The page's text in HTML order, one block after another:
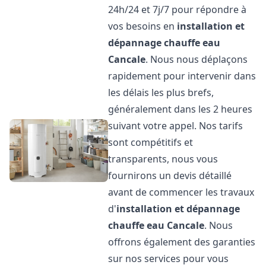
24h/24 et 7j/7 pour répondre à
vos besoins en installation et
dépannage chauffe eau
Cancale. Nous nous déplaçons
rapidement pour intervenir dans
les délais les plus brefs,
généralement dans les 2 heures
suivant votre appel. Nos tarifs
sont compétitifs et
transparents, nous vous
fournirons un devis détaillé
avant de commencer les travaux
d'installation et dépannage
chauffe eau Cancale. Nous
offrons également des garanties
sur nos services pour vous